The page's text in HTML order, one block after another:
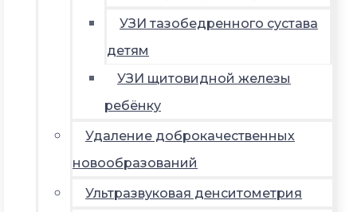
УЗИ тазобедренного сустава
детям
УЗИ щитовидной железы
ребёнку
Удаление доброкачественных
новообразований
Ультразвуковая денситометрия